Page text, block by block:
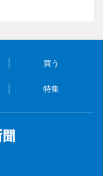
買う
特集